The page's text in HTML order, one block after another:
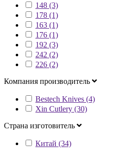
148 (3)
178 (1)
163 (1)
176 (1)
192 (3)
242 (2)
226 (2)
Компания производитель
Bestech Knives (4)
Xin Cutlery (30)
Страна изготовитель
Китай (34)